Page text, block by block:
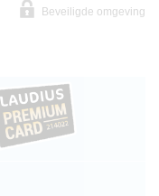
Beveiligde omgeving